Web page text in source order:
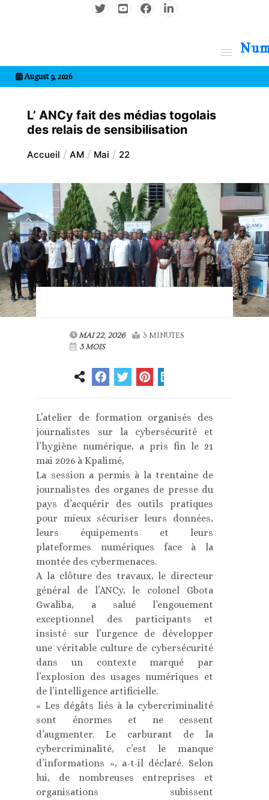
August 9, 2026
L’ ANCy fait des médias togolais
des relais de sensibilisation
Accueil AM Mai 22
MAI 22, 2026
3 MINUTES
3 MOIS
L’atelier de formation organisés des
journalistes sur la cybersécurité et
l’hygiène numérique, a pris fin le 21
mai 2026 à Kpalimé,
La session a permis à la trentaine de
journalistes des organes de presse du
pays d’acquérir des outils pratiques
pour mieux sécuriser leurs données,
leurs équipements et leurs
plateformes numériques face à la
montée des cybermenaces.
A la clôture des travaux, le directeur
général de l’ANCy, le colonel Gbota
Gwaliba, a salué l’engouement
exceptionnel des participants et
insisté sur l’urgence de développer
une véritable culture de cybersécurité
dans un contexte marqué par
l’explosion des usages numériques et
de l’intelligence artificielle.
« Les dégâts liés à la cybercriminalité
sont énormes et ne cessent
d’augmenter. Le carburant de la
cybercriminalité, c’est le manque
d’informations », a-t-il déclaré. Selon
lui, de nombreuses entreprises et
organisations subissent